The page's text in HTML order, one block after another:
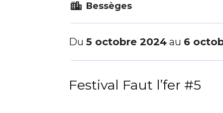
Bessèges
Du 5 octobre 2024 au 6
Festival Faut l’fer #5